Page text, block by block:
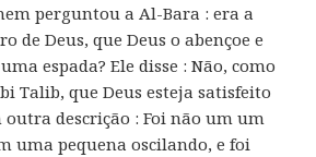
perguntou a Al-Bara : era a
de Deus, que Deus o abençoe e
espada? Ele disse : Não, como
Talib, que Deus esteja satisfeito
outra descrição : Foi não um um
uma pequena oscilando, e foi